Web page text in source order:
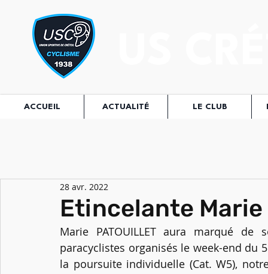
ACCUEIL ACTUALITÉ LE CLUB
Etincelante Marie
28 avr. 2022
Marie PATOUILLET aura marqué
paracyclistes organisés le week-end du
la poursuite individuelle (Cat. W5),